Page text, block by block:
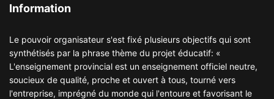
Information
Le pouvoir organisateur s'est fixé plusieurs objectifs qui sont
synthétisés par la phrase thème du projet éducatif: «
L'enseignement provincial est un enseignement officiel neutre,
soucieux de qualité, proche et ouvert à tous, tourné vers
l'entreprise, imprégné du monde qui l'entoure et favorisant le